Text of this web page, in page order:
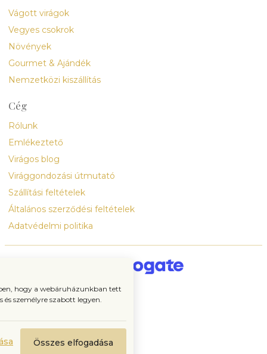
Vágott virágok
Vegyes csokrok
Növények
Gourmet & Ajándék
Nemzetközi kiszállítás
Cég
Rólunk
Emlékeztető
Virágos blog
Virággondozási útmutató
Szállítási feltételek
Általános szerződési feltételek
Adatvédelmi politika
hogy a webáruházunkban tett
személyre szabott legyen.
Összes elfogadása